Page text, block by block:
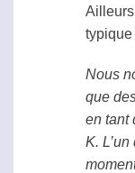
typique
Nous
que
en tant
K.